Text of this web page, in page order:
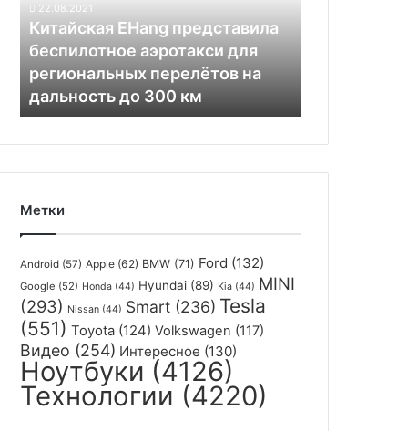
для
перелётов
на
дальность
до
22.08.2021
Китайская EHang представила
беспилотное аэротакси для
региональных перелётов на
дальность до 300 км
Метки
Android (57) Apple (62) BMW (71) Ford (132)
Google (52) Honda (44) Hyundai (89) Kia (44) MINI
(293) Nissan (44) Smart (236) Tesla
(551) Toyota (124) Volkswagen (117)
Видео (254) Интересное (130)
Ноутбуки (4126)
Технологии (4220)